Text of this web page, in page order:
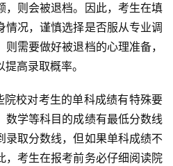
，则会被退档。因此，考生在填
情况，谨慎选择是否服从专业调
需要做好被退档的心理准备，
高录取概率。
院校对考生的单科成绩有特殊要
数学等科目的成绩有最低分数线
录取分数线，但如果单科成绩不
，考生在报考前务必仔细阅读院